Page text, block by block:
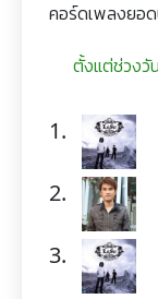
คอร์ดเพลงยอ
ตั้งแต่ช่วง
1.
2.
3.